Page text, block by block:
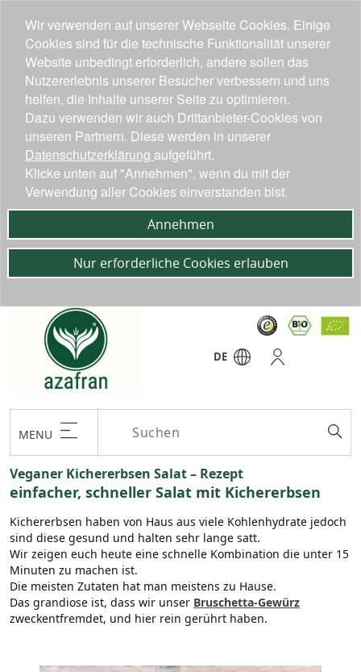
DE
MENU
Veganer Kichererbsen Salat – Rezept
einfacher, schneller Salat mit Kichererbsen
Kichererbsen haben von Haus aus viele Kohlenhydrate jedoch
sind diese gesund und halten sehr lange satt.
Wir zeigen euch heute eine schnelle Kombination die unter 15
Minuten zu machen ist.
Die meisten Zutaten hat man meistens zu Hause.
Das grandiose ist, dass wir unser Bruschetta-Gewürz
zweckentfremdet, und hier rein gerührt haben.
Wir verwenden auf unserer Webseite Cookies. Einige
Cookies sind für die technische Funktionalität unserer
Website unbedingt erforderlich, andere sollen das
Nutzererlebnis unserer Besucher verbessern und uns
helfen, die Inhalte unserer Seite zu optimieren.
Dazu verwenden wir auch Drittanbieter-Cookies von
unseren Partnern. Diese werden in unserer
Datenschutzerklärung aufgeführt.
Klicke unten auf "Annehmen", wenn du mit der
Verwendung aller Cookies einverstanden bist.
Annehmen
Nur erforderliche Cookies erlauben